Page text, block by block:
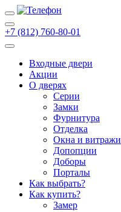
+7 (812) 760-80-01
Входные двери
Акции
О дверях
Cерии
Замки
Фурнитура
Отделка
Окна и витражи
Допопции
Доборы
Порталы
Как выбрать?
Как купить?
Замер